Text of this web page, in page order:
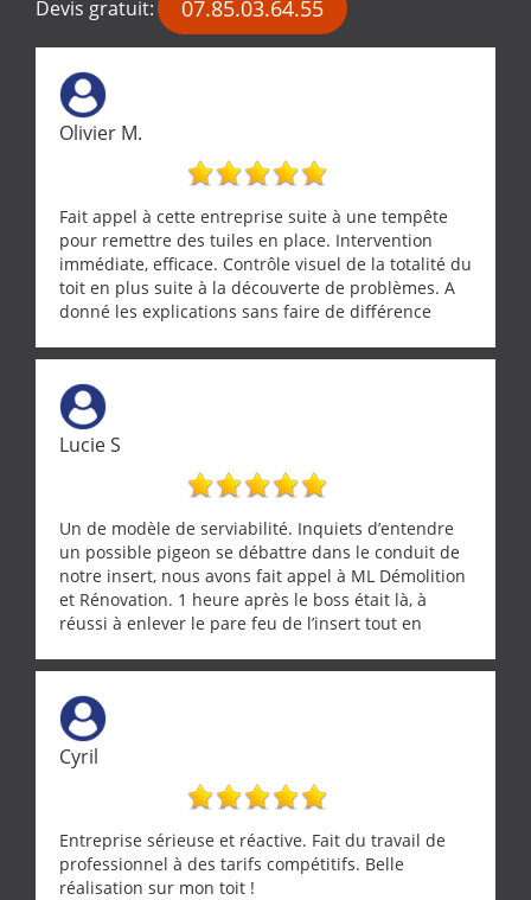
Devis gratuit: 07.85.03.64.55
Olivier M.
Fait appel à cette entreprise suite à une tempête
pour remettre des tuiles en place. Intervention
immédiate, efficace. Contrôle visuel de la totalité du
toit en plus suite à la découverte de problèmes. A
donné les explications sans faire de différence
Lucie S
Un de modèle de serviabilité. Inquiets d’entendre
un possible pigeon se débattre dans le conduit de
notre insert, nous avons fait appel à ML Démolition
et Rénovation. 1 heure après le boss était là, à
réussi à enlever le pare feu de l’insert tout en
tourterelle et s’est ensuite patiemment occupé de
l’oiseau jusqu’à ce qu’il reprenne ses esprits et
puisse s’envoler. Après quoi il a procédé au
ramonage de notre insert avec dextérité et une
grande propreté, nous gratifiant également de
nombreux conseils concernant d’autres sujets. Un
entrepreneur comme on souhaite en rencontrer.
Encore un grand merci à lui.
Cyril
Entreprise sérieuse et réactive. Fait du travail de
professionnel à des tarifs compétitifs. Belle
réalisation sur mon toit !